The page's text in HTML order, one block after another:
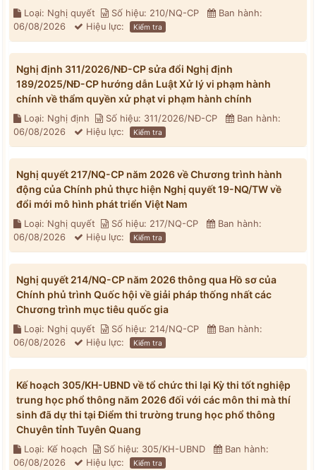
Loại: Nghị quyết Số hiệu: 210/NQ-CP
Ban hành:
06/08/2026
Hiệu lực: Kiểm tra
Nghị định 311/2026/NĐ-CP sửa đổi Nghị định
189/2025/NĐ-CP hướng dẫn Luật Xử lý vi phạm hành
chính về thẩm quyền xử phạt vi phạm hành chính
Loại: Nghị định Số hiệu: 311/2026/NĐ-CP
Ban hành:
06/08/2026
Hiệu lực: Kiểm tra
Nghị quyết 217/NQ-CP năm 2026 về Chương trình hành
động của Chính phủ thực hiện Nghị quyết 19-NQ/TW về
đổi mới mô hình phát triển Việt Nam
Loại: Nghị quyết Số hiệu: 217/NQ-CP
Ban hành:
06/08/2026
Hiệu lực: Kiểm tra
Nghị quyết 214/NQ-CP năm 2026 thông qua Hồ sơ của
Chính phủ trình Quốc hội về giải pháp thống nhất các
Chương trình mục tiêu quốc gia
Loại: Nghị quyết Số hiệu: 214/NQ-CP
Ban hành:
06/08/2026
Hiệu lực: Kiểm tra
Kế hoạch 305/KH-UBND về tổ chức thi lại Kỳ thi tốt nghiệp
trung học phổ thông năm 2026 đối với các môn thi mà thí
sinh đã dự thi tại Điểm thi trường trung học phổ thông
Chuyên tỉnh Tuyên Quang
Loại: Kế hoạch Số hiệu: 305/KH-UBND
Ban hành:
06/08/2026
Hiệu lực: Kiểm tra